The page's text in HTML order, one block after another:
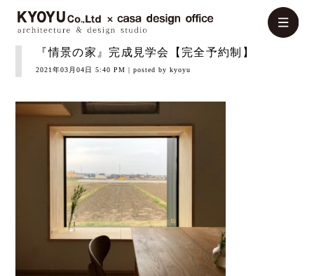
『情景の家』完成見学会【完全予約制】
2021年03月04日 5:40 PM | posted by kyoyu